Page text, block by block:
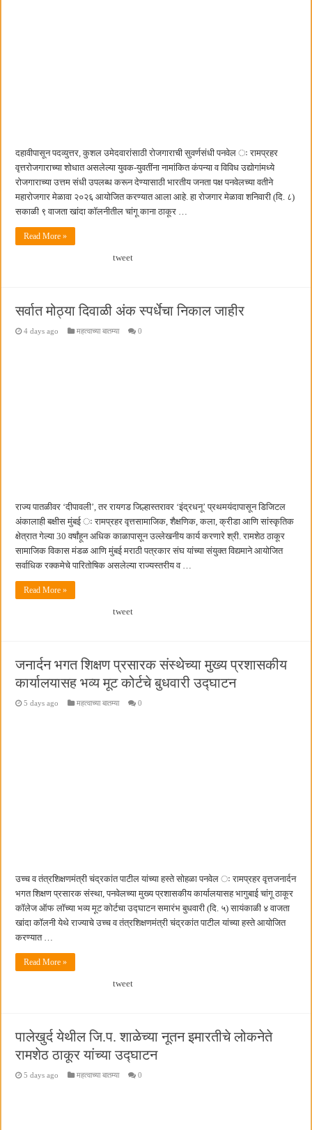
दहावीपासून पदव्युत्तर, कुशल उमेदवारांसाठी रोजगाराची सुवर्णसंधी पनवेल ः रामप्रहर
वृत्तरोजगाराच्या शोधात असलेल्या युवक-युवतींना नामांकित कंपन्या व विविध उद्योगांमध्ये
रोजगाराच्या उत्तम संधी उपलब्ध करून देण्यासाठी भारतीय जनता पक्ष पनवेलच्या वतीने
महारोजगार मेळावा २०२६ आयोजित करण्यात आला आहे. हा रोजगार मेळावा शनिवारी (दि. ८)
सकाळी ९ वाजता खांदा कॉलनीतील चांगू काना ठाकूर …
Read More »
tweet
सर्वात मोठ्या दिवाळी अंक स्पर्धेचा निकाल जाहीर
4 days ago महत्वाच्या बातम्या 0
राज्य पातळीवर ‌‘दीपावली‌’, तर रायगड जिल्हास्तरावर ‌‘इंद्रधनू‌’ प्रथमयंदापासून डिजिटल
अंकालाही बक्षीस मुंबई ः रामप्रहर वृत्तसामाजिक, शैक्षणिक, कला, क्रीडा आणि सांस्कृतिक
क्षेत्रात गेल्या 30 वर्षांहून अधिक काळापासून उल्लेखनीय कार्य करणारे श्री. रामशेठ ठाकूर
सामाजिक विकास मंडळ आणि मुंबई मराठी पत्रकार संघ यांच्या संयुक्त विद्यमाने आयोजित
सर्वाधिक रक्कमेचे पारितोषिक असलेल्या राज्यस्तरीय व …
Read More »
tweet
जनार्दन भगत शिक्षण प्रसारक संस्थेच्या मुख्य प्रशासकीय
कार्यालयासह भव्य मूट कोर्टचे बुधवारी उद्घाटन
5 days ago महत्वाच्या बातम्या 0
उच्च व तंत्रशिक्षणमंत्री चंद्रकांत पाटील यांच्या हस्ते सोहळा पनवेल ः रामप्रहर वृत्तजनार्दन
भगत शिक्षण प्रसारक संस्था, पनवेलच्या मुख्य प्रशासकीय कार्यालयासह भागुबाई चांगू ठाकूर
कॉलेज ऑफ लॉच्या भव्य मूट कोर्टचा उद्घाटन समारंभ बुधवारी (दि. ५) सायंकाळी ४ वाजता
खांदा कॉलनी येथे राज्याचे उच्च व तंत्रशिक्षणमंत्री चंद्रकांत पाटील यांच्या हस्ते आयोजित
करण्यात …
Read More »
tweet
पालेखुर्द येथील जि.प. शाळेच्या नूतन इमारतीचे लोकनेते
रामशेठ ठाकूर यांच्या उद्घाटन
5 days ago महत्वाच्या बातम्या 0